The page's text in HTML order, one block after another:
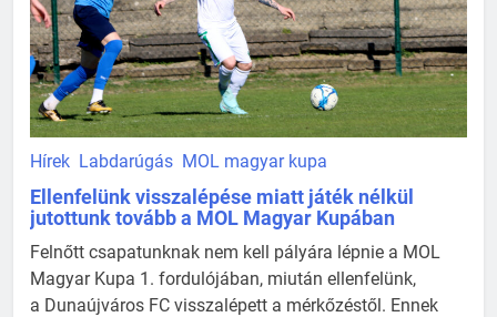
Hírek Labdarúgás MOL magyar kupa
Ellenfelünk visszalépése miatt játék nélkül
jutottunk tovább a MOL Magyar Kupában
Felnőtt csapatunknak nem kell pályára lépnie a MOL
Magyar Kupa 1. fordulójában, miután ellenfelünk,
a Dunaújváros FC visszalépett a mérkőzéstől. Ennek